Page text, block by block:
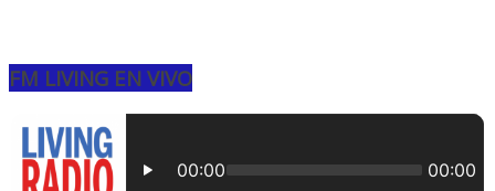
FM LIVING EN VIVO